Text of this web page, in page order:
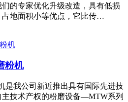
的专家优化升级改造，具有低损
占地面积小等优点，它比传…
粉机
是我公司新近推出具有国际先进技
技术产权的粉磨设备—MTW系列